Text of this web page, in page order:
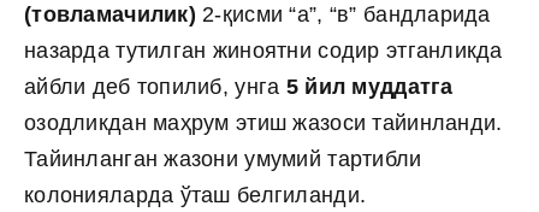
(товламачилик) 2-қисми “а”, “в” бандларида
назарда тутилган жиноятни содир этганликда
айбли деб топилиб, унга 5 йил муддатга
озодликдан маҳрум этиш жазоси тайинланди.
Тайинланган жазони умумий тартибли
колонияларда ўташ белгиланди.